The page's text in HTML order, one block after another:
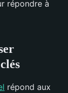
répondre à
répond aux